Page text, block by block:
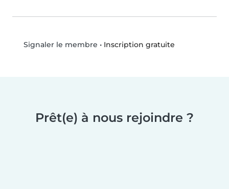
Signaler le membre • Inscription gratuite
Prêt(e) à nous rejoindre ?